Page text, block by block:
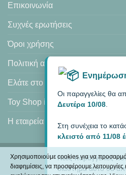
Επικοινωνία
Συχνές ερωτήσεις
Όροι χρήσης
Πολιτική απορρήτου
Ελάτε στο κατάστημά μας
Toy Shop in Heraklion
Η εταιρεία μας
Visa
Οι παραγγελίες θα
Δευτέρα 10/08
Στη συνέχεια το
κλειστό από 11/08
Νέες παραγγελίες
διάστημα αυτό θα
Χρησιμοποιούμε cookies για να
διαφημίσεις, να προσφέρουμε